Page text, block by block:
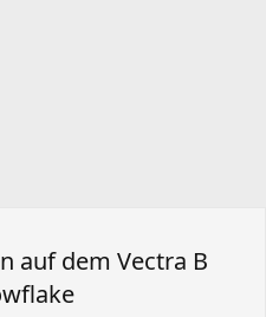
auf dem Vectra B